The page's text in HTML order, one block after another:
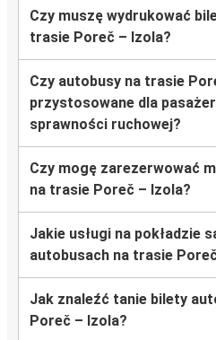
Czy muszę wydrukować
trasie Poreč – Izola?
Czy autobusy na trasie
przystosowane dla
sprawności ruchowej?
Czy mogę zarezerwować
na trasie Poreč – Izola?
Jakie usługi na pokładzie
autobusach na trasie
Jak znaleźć tanie bilety
Poreč – Izola?